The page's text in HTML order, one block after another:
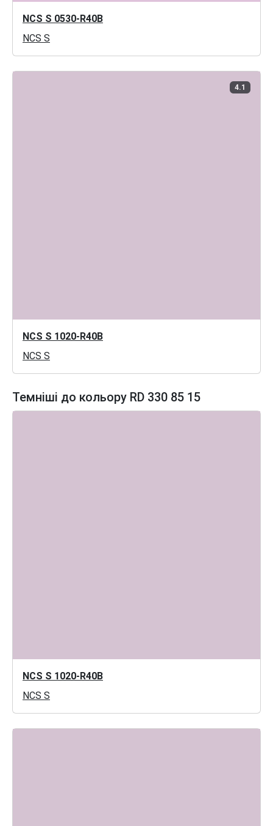
NCS S 0530-R40B
NCS S
4.1
NCS S 1020-R40B
NCS S
Темніші до кольору RD 330 85 15
NCS S 1020-R40B
NCS S